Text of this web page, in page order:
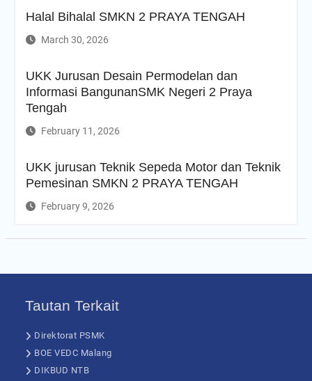
Halal Bihalal SMKN 2 PRAYA TENGAH
March 30, 2026
UKK Jurusan Desain Permodelan dan
Informasi BangunanSMK Negeri 2 Praya
Tengah
February 11, 2026
UKK jurusan Teknik Sepeda Motor dan Teknik
Pemesinan SMKN 2 PRAYA TENGAH
February 9, 2026
Tautan Terkait
Direktorat PSMK
BOE VEDC Malang
DIKBUD NTB